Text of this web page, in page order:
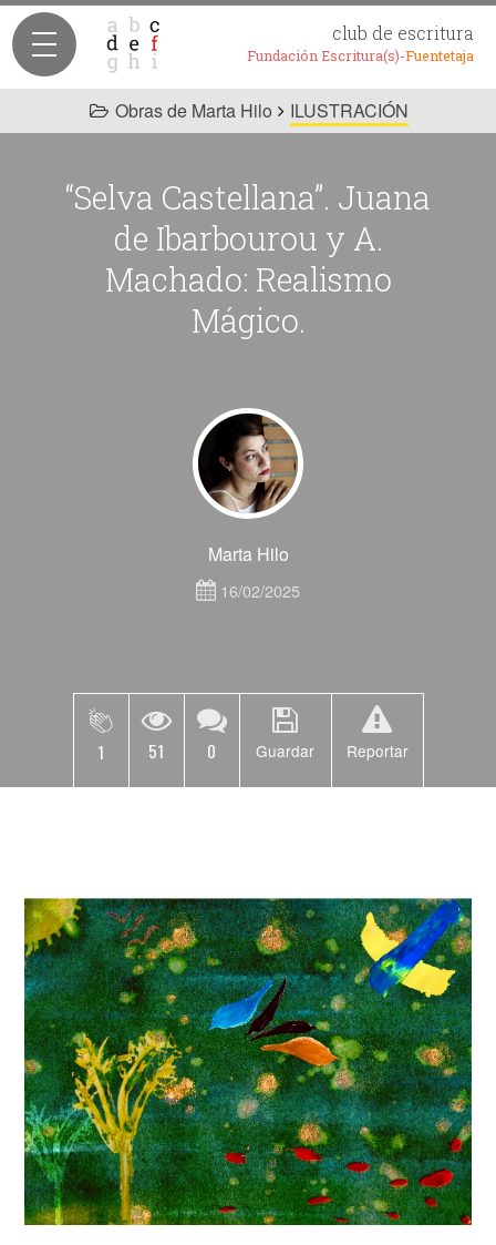
club de escritura
Fundación Escritura(s)-Fuentetaja
Obras de Marta Hilo ILUSTRACIÓN
“Selva Castellana”. Juana
de Ibarbourou y A.
Machado: Realismo
Mágico.
Marta Hilo
16/02/2025
1 51 0 Guardar Reportar